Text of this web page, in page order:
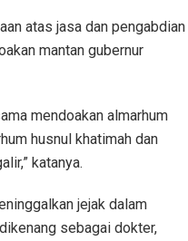
atas jasa dan pengabdian
mantan gubernur
mendoakan almarhum
husnul khatimah dan
katanya.
jejak dalam
sebagai dokter,